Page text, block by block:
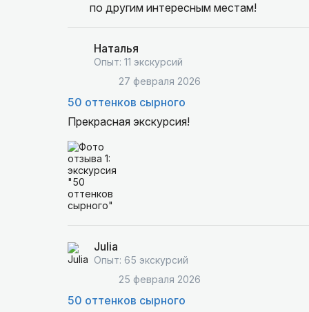
по другим интересным местам!
Наталья
Опыт: 11 экскурсий
27 февраля 2026
50 оттенков сырного
Прекрасная экскурсия!
Julia
Опыт: 65 экскурсий
25 февраля 2026
50 оттенков сырного